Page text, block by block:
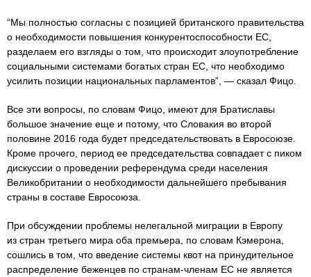
“Мы полностью согласны с позицией британского правительства
о необходимости повышения конкурентоспособности ЕС,
разделаем его взгляды о том, что происходит злоупотребление
социальными системами богатых стран ЕС, что необходимо
усилить позиции национальных парламентов”, — сказал Фицо.
Все эти вопросы, по словам Фицо, имеют для Братиславы
большое значение еще и потому, что Словакия во второй
половине 2016 года будет председательствовать в Евросоюзе.
Кроме прочего, период ее председательства совпадает с пиком
дискуссии о проведении референдума среди населения
Великобритании о необходимости дальнейшего пребывания
страны в составе Евросоюза.
При обсуждении проблемы нелегальной миграции в Европу
из стран третьего мира оба премьера, по словам Кэмерона,
сошлись в том, что введение системы квот на принудительное
распределение беженцев по странам-членам ЕС не является